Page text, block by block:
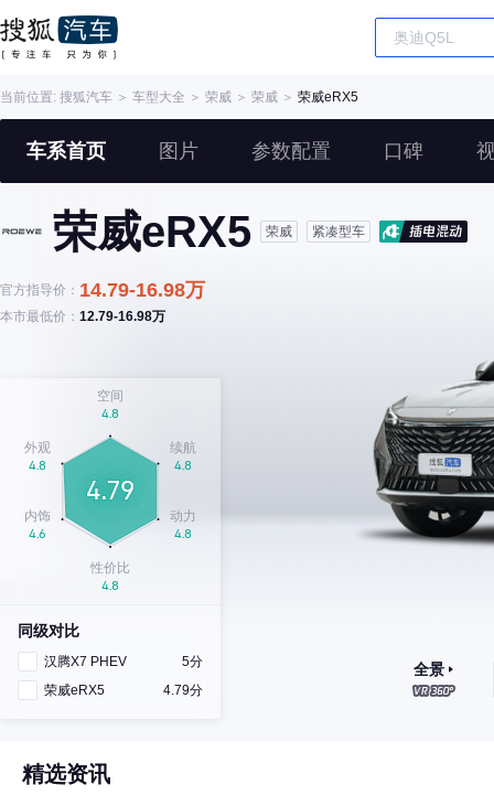
当前位置: 搜狐汽车 ＞ 车型大全 ＞ 荣威 ＞ 荣威 ＞ 荣威eRX5
车系首页 图片 参数配置 口碑
荣威eRX5 荣威 紧凑型车
官方指导价： 14.79-16.98万
本市最低价： 12.79-16.98万
同级对比
汉腾X7 PHEV
5分
荣威eRX5
4.79分
全景
精选资讯